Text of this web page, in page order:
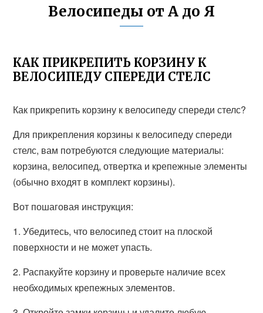
Велосипеды от А до Я
КАК ПРИКРЕПИТЬ КОРЗИНУ К
ВЕЛОСИПЕДУ СПЕРЕДИ СТЕЛС
Как прикрепить корзину к велосипеду спереди стелс?
Для прикрепления корзины к велосипеду спереди
стелс, вам потребуются следующие материалы:
корзина, велосипед, отвертка и крепежные элементы
(обычно входят в комплект корзины).
Вот пошаговая инструкция:
1. Убедитесь, что велосипед стоит на плоской
поверхности и не может упасть.
2. Распакуйте корзину и проверьте наличие всех
необходимых крепежных элементов.